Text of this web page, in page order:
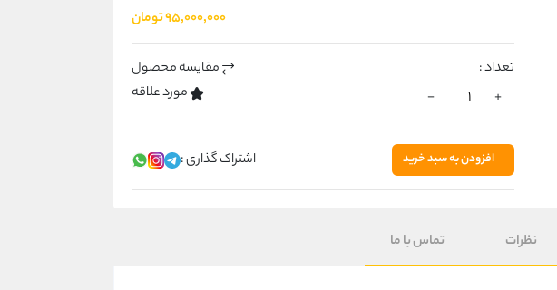
۹۵٬۰۰۰٬۰۰۰ تومان
تعداد :
+
-
مقایسه محصول
مورد علاقه
افزودن به سبد خرید اشتراک گذاری :
نظرات تماس با ما